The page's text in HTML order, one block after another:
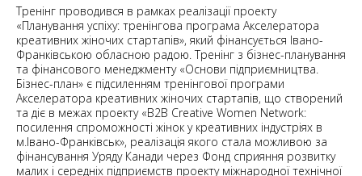
Тренінг проводився в рамках реалізації проекту
«Планування успіху: тренінгова програма Акселератора
креативних жіночих стартапів», який фінансується Івано-
Франківською обласною радою. Тренінг з бізнес-планування
та фінансового менеджменту «Основи підприємництва.
Бізнес-план» є підсиленням тренінгової програми
Акселератора креативних жіночих стартапів, що створений
та діє в межах проекту «B2B Creative Women Network:
посилення спроможності жінок у креативних індустріях в
м.Івано-Франківськ», реалізація якого стала можливою за
фінансування Уряду Канади через Фонд сприяння розвитку
малих і середніх підприємств проекту міжнародної технічної